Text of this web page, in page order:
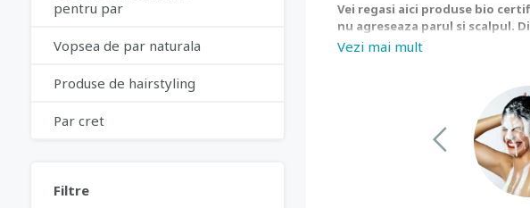
pentru par
Vopsea de par naturala
Produse de hairstyling
Par cret
Filtre
Vei regasi aici produse bio
nu agreseaza parul si scalpul.
par uscat si tern, sampon
Vezi mai mult